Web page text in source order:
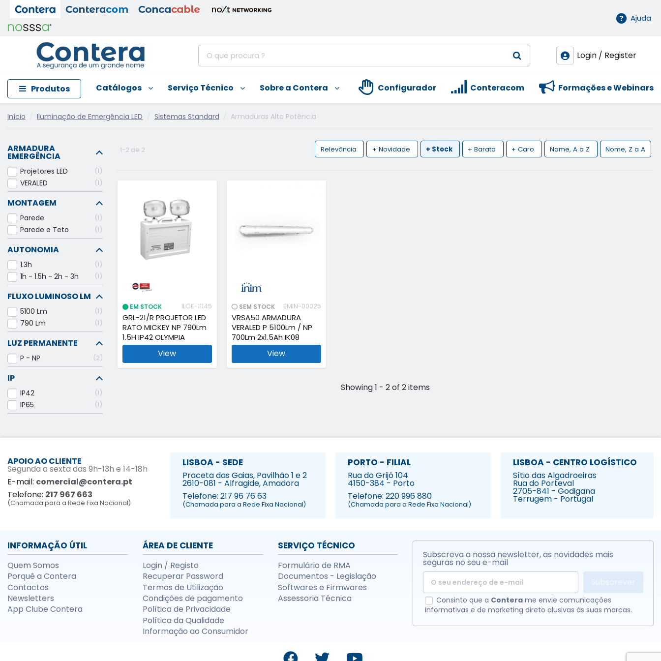
Ajuda
Login / Register
Produtos Catálogos Serviço Técnico Sobre a Contera Formações e Webinars
Conteracom
Configurador
Início Iluminação de Emergência LED Sistemas Standard Armaduras Alta Potência
1-2 de 2 Relevância + Novidade + Stock + Barato + Caro Nome, A a Z Nome, Z a A
EM STOCK ILOE-11145
GRL-21/R PROJETOR LED
RATO MICKEY NP 790Lm
1.5H IP42 OLYMPIA
View
SEM STOCK EMIN-00025
VRSA50 ARMADURA
VERALED P 5100Lm / NP
700Lm 2x1.5Ah IK08
View
Showing 1 - 2 of 2 items
ARMADURA
EMERGÊNCIA
Projetores LED 1
VERALED 1
MONTAGEM
Parede 1
Parede e Teto 1
AUTONOMIA
1.3h 1
1h - 1.5h - 2h - 3h 1
FLUXO LUMINOSO LM
5100 Lm 1
790 Lm 1
LUZ PERMANENTE
P - NP 2
IP
IP42 1
IP65 1
APOIO AO CLIENTE
Segunda a sexta das 9h-13h e 14-18h
E-mail: comercial@contera.pt
Telefone: 217 967 663
(Chamada para a Rede Fixa Nacional)
LISBOA - SEDE
Praceta das Gaias, Pavilhão 1 e 2
2610-081 - Alfragide, Amadora
Telefone: 217 96 76 63
(Chamada para a Rede Fixa Nacional)
PORTO - FILIAL
Rua do Grijó 104
4150-384 - Porto
Telefone: 220 996 880
(Chamada para a Rede Fixa Nacional)
LISBOA - CENTRO LOGÍSTICO
Sítio das Algadroeiras
Rua do Porteval
2705-841 - Godigana
Terrugem - Portugal
INFORMAÇÃO ÚTIL
Quem Somos
Porquê a Contera
Contactos
Newsletters
App Clube Contera
ÁREA DE CLIENTE
Login / Registo
Recuperar Password
Termos de Utilização
Condições de pagamento
Política de Privacidade
Política da Qualidade
Informação ao Consumidor
SERVIÇO TÉCNICO
Formulário de RMA
Documentos - Legislação
Softwares e Firmwares
Assessoria Técnica
Subscreva a nossa newsletter, as novidades mais
seguras no seu e-mail
Subscrever
Consinto que a Contera me envie comunicações
informativas e de marketing direto alusivas às suas marcas.